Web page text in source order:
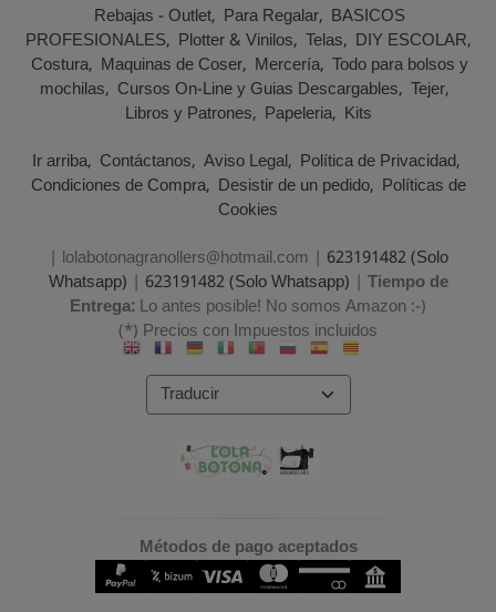
Rebajas - Outlet Para Regalar BASICOS
PROFESIONALES Plotter & Vinilos Telas DIY ESCOLAR
Costura Maquinas de Coser Mercería Todo para bolsos y
mochilas Cursos On-Line y Guias Descargables Tejer
Libros y Patrones Papeleria Kits
Ir arriba Contáctanos Aviso Legal Política de Privacidad
Condiciones de Compra Desistir de un pedido Políticas de
Cookies
| lolabotonagranollers@hotmail.com | 623191482 (Solo
Whatsapp) | 623191482 (Solo Whatsapp) | Tiempo de
Entrega:Lo antes posible! No somos Amazon :-)
(*) Precios con Impuestos incluidos
Métodos de pago aceptados